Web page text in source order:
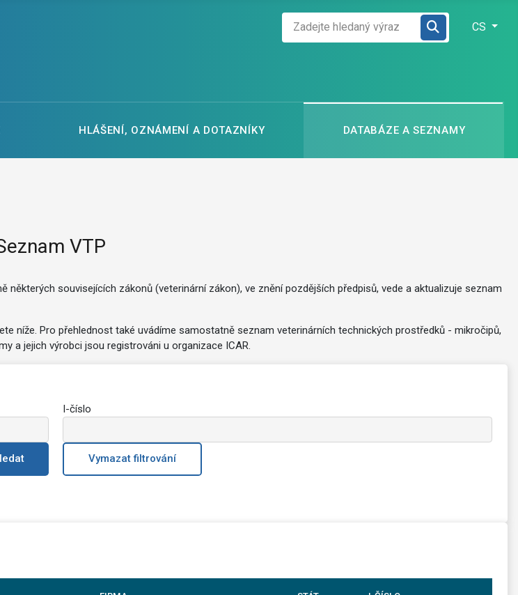
CS
HLÁŠENÍ, OZNÁMENÍ A DOTAZNÍKY DATABÁZE A SEZNAMY
VTP
některých souvisejících zákonů (veterinární zákon), ve znění pozdějších předpisů, vede a aktualizuje seznam
níže. Pro přehlednost také uvádíme samostatně seznam veterinárních technických prostředků - mikročipů,
a jejich výrobci jsou registrováni u organizace ICAR.
I-číslo
Vymazat filtrování